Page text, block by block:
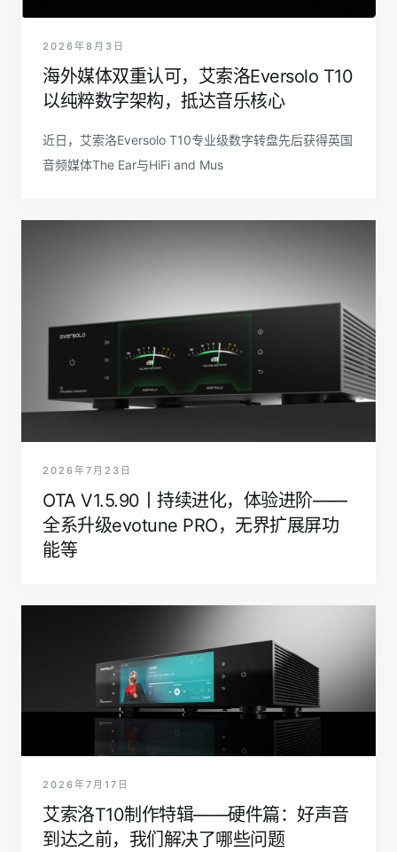
2026年8月3日
海外媒体双重认可，艾索洛Eversolo T10
以纯粹数字架构，抵达音乐核心
近日，艾索洛Eversolo T10专业级数字转盘先后获得英国
音频媒体The Ear与HiFi and Mus
2026年7月23日
OTA V1.5.90丨持续进化，体验进阶——
全系升级evotune PRO，无界扩展屏功
能等
2026年7月17日
艾索洛T10制作特辑——硬件篇：好声音
到达之前，我们解决了哪些问题